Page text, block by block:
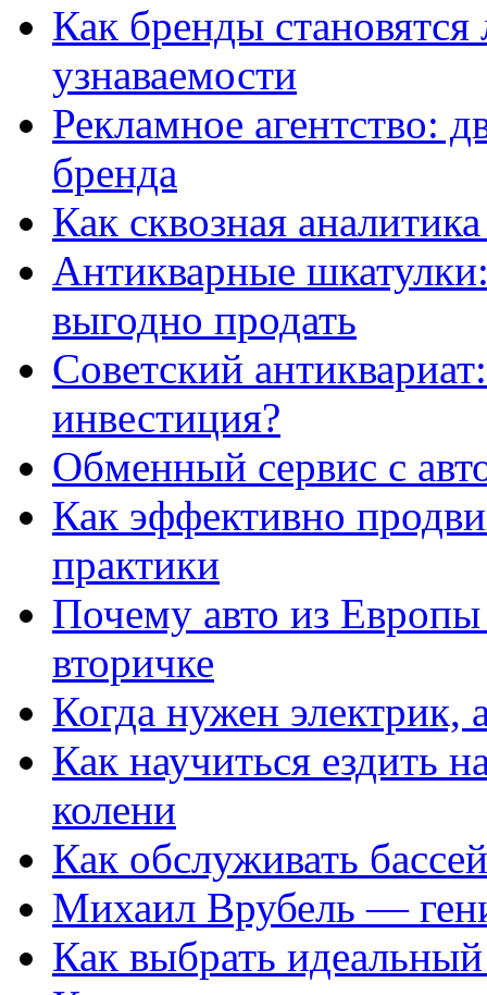
Как бренды
узнаваемости
Рекламное агентство:
бренда
Как сквозная
Антикварные
выгодно продать
Советский
инвестиция?
Обменный сервис с
Как эффективно
практики
Почему авто из
вторичке
Когда нужен электрик,
Как научиться ездить
колени
Как обслуживать
Михаил Врубель —
Как выбрать